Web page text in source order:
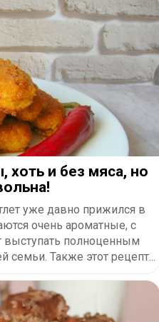
и без мяса, но
уже давно прижился в
очень ароматные, с
выступать полноценным
Также этот рецепт...